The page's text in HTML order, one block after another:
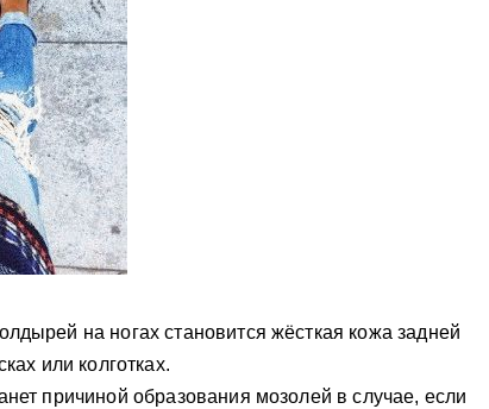
на ногах становится жёсткая кожа задней
или колготках.
причиной образования мозолей в случае, если